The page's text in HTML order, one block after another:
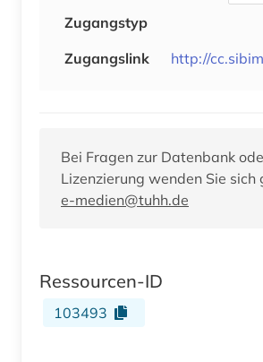
Zugangstyp
Zugangslink
http://
Bei Fragen zur Datenbank
Lizenzierung wenden Sie sich
e-medien@tuhh.de
Ressourcen-ID
103493